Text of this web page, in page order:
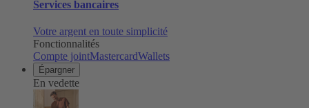
Services bancaires
Votre argent en toute simplicité
Fonctionnalités
Compte jointMastercardWallets
Épargner
En vedette